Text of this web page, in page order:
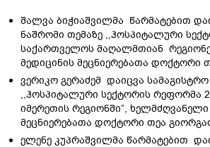
შალვა ბიჭიაშვილმა წარმატებით
ნაშრომი თემაზე ,,ჰოსპიტალური
საქართველოს მაღალმთიან
მედიცინის მეცნიერებათა დოქტორი
ვერიკო გერაძემ დაიცვა
,,ჰოსპიტალური სექტორის რეფორმა
იმერეთის რეგიონში”,
მეცნიერებათა დოქტორი თეა
ელენე კუპრაშვილმა წარმატებით